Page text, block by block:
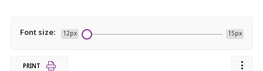
Font size: 12px 15px
PRINT